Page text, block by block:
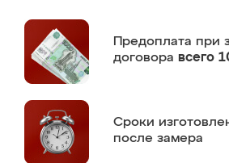
Предоплата при
договора всего
Сроки
после замера